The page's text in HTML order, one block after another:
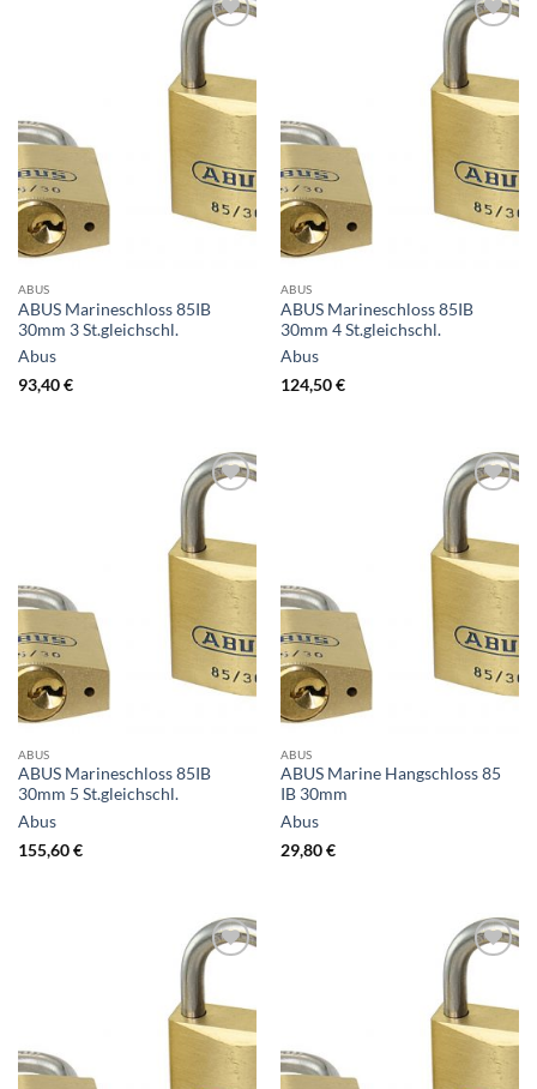
ABUS
ABUS Marineschloss 85IB
30mm 3 St.gleichschl.
Abus
93,40€
ABUS
ABUS Marineschloss 85IB
30mm 4 St.gleichschl.
Abus
124,50€
ABUS
ABUS Marineschloss 85IB
30mm 5 St.gleichschl.
Abus
155,60€
ABUS
ABUS Marine Hangschloss 85
IB 30mm
Abus
29,80€